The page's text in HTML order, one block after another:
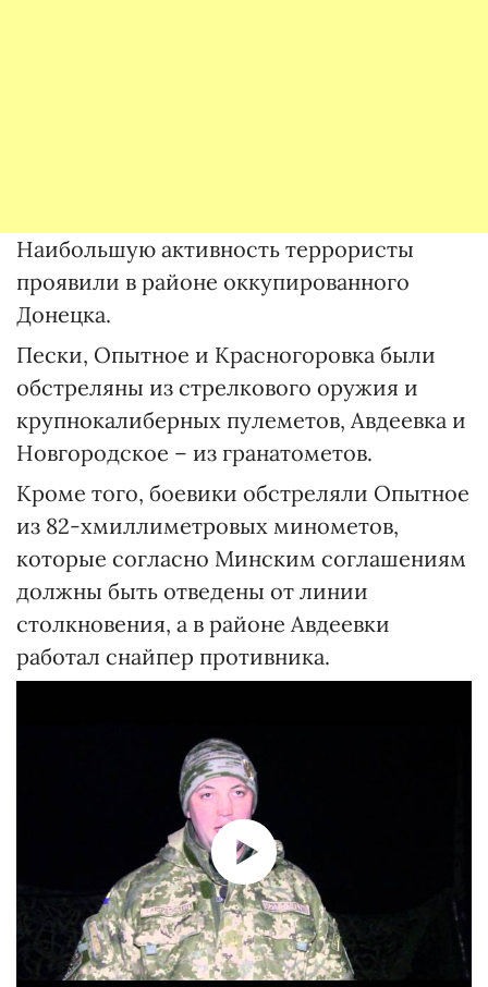
Наибольшую активность террористы
проявили в районе оккупированного
Донецка.
Пески, Опытное и Красногоровка были
обстреляны из стрелкового оружия и
крупнокалиберных пулеметов, Авдеевка и
Новгородское – из гранатометов.
Кроме того, боевики обстреляли Опытное
из 82-хмиллиметровых минометов,
которые согласно Минским соглашениям
должны быть отведены от линии
столкновения, а в районе Авдеевки
работал снайпер противника.